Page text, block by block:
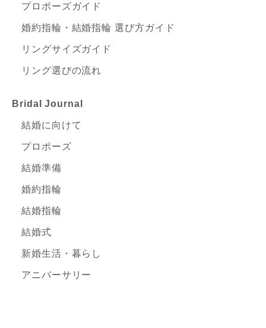
プロポーズガイド
婚約指輪・結婚指輪 選び方ガイド
リングサイズガイド
リング選びの流れ
Bridal Journal
結婚に向けて
プロポーズ
結婚準備
婚約指輪
結婚指輪
結婚式
新婚生活・暮らし
アニバーサリー